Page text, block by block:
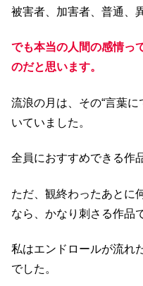
被害者、加害者、普通、
でも本当の人間の感情っ
のだと思います。
流浪の月は、その“言葉
いていました。
全員におすすめできる作
ただ、観終わったあとに
なら、かなり刺さる作品
私はエンドロールが流れ
でした。